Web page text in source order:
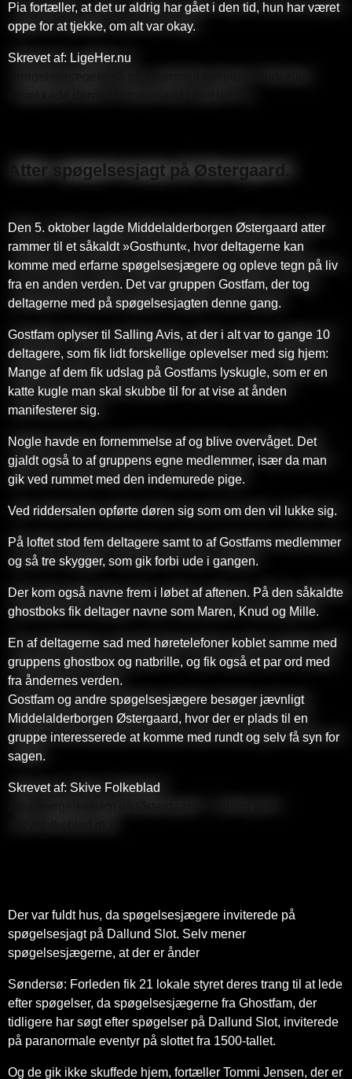
Pia fortæller, at det ur aldrig har gået i den tid, hun har været
oppe for at tjekke, om alt var okay.
Skrevet af: LigeHer.nu
Atter spøgelsesjagt på Østergaard.
Den 5. oktober lagde Middelalderborgen Østergaard atter
rammer til et såkaldt »Gosthunt«, hvor deltagerne kan
komme med erfarne spøgelsesjægere og opleve tegn på liv
fra en anden verden. Det var gruppen Gostfam, der tog
deltagerne med på spøgelsesjagten denne gang.
Gostfam oplyser til Salling Avis, at der i alt var to gange 10
deltagere, som fik lidt forskellige oplevelser med sig hjem:
Mange af dem fik udslag på Gostfams lyskugle, som er en
katte kugle man skal skubbe til for at vise at ånden
manifesterer sig.
Nogle havde en fornemmelse af og blive overvåget. Det
gjaldt også to af gruppens egne medlemmer, især da man
gik ved rummet med den indemurede pige.
Ved riddersalen opførte døren sig som om den vil lukke sig.
På loftet stod fem deltagere samt to af Gostfams medlemmer
og så tre skygger, som gik forbi ude i gangen.
Der kom også navne frem i løbet af aftenen. På den såkaldte
ghostboks fik deltager navne som Maren, Knud og Mille.
En af deltagerne sad med høretelefoner koblet samme med
gruppens ghostbox og natbrille, og fik også et par ord med
fra åndernes verden.
Gostfam og andre spøgelsesjægere besøger jævnligt
Middelalderborgen Østergaard, hvor der er plads til en
gruppe interesserede at komme med rundt og selv få syn for
sagen.
Skrevet af: Skive Folkeblad
Der var fuldt hus, da spøgelsesjægere inviterede på
spøgelsesjagt på Dallund Slot. Selv mener
spøgelsesjægerne, at der er ånder
Søndersø: Forleden fik 21 lokale styret deres trang til at lede
efter spøgelser, da spøgelsesjægerne fra Ghostfam, der
tidligere har søgt efter spøgelser på Dallund Slot, inviterede
på paranormale eventyr på slottet fra 1500-tallet.
Og de gik ikke skuffede hjem, fortæller Tommi Jensen, der er